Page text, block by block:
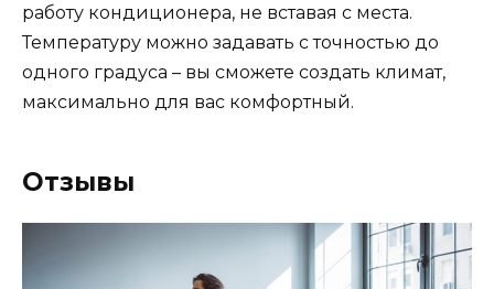
работу кондиционера, не вставая с места.
Температуру можно задавать с точностью до
одного градуса – вы сможете создать климат,
максимально для вас комфортный.
Отзывы